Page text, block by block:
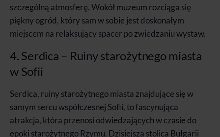
szczególną atmosferę. Wokół muzeum rozciąga się
piękny ogród, który sam w sobie jest doskonałym
miejscem na relaksujący spacer po zwiedzaniu wystaw.
4. Serdica – Ruiny starożytnego miasta
w Sofii
Serdica, ruiny starożytnego miasta znajdujące się w
samym sercu współczesnej Sofii, to fascynująca
atrakcja, która przenosi odwiedzających w czasie do
epoki starożytnego Rzymu. Dzisiejsza stolica Bułgarii